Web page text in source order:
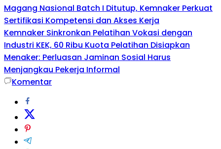
Magang Nasional Batch I Ditutup, Kemnaker Perkuat
Sertifikasi Kompetensi dan Akses Kerja
Kemnaker Sinkronkan Pelatihan Vokasi dengan
Industri KEK, 60 Ribu Kuota Pelatihan Disiapkan
Menaker: Perluasan Jaminan Sosial Harus
Menjangkau Pekerja Informal
Komentar